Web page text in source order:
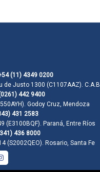
(11) 4349 0200
de Justo 1300 (C1107AAZ).
442 9400
Godoy Cruz, Mendoza
431 2583
(E3100BQF). Paraná, Entre Ríos
436 8000
(S2002QEO). Rosario, Santa Fe